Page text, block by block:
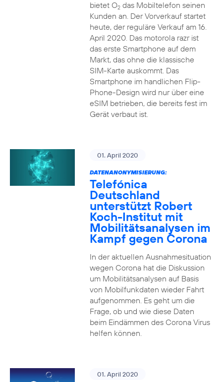
bietet O2das Mobiltelefon seinen
Kunden an. Der Vorverkauf startet
heute, der reguläre Verkauf am 16.
April 2020. Das motorola razr ist
das erste Smartphone auf dem
Markt, das ohne die klassische
SIM-Karte auskommt. Das
Smartphone im handlichen Flip-
Phone-Design wird nur über eine
eSIM betrieben, die bereits fest im
Gerät verbaut ist.
01. April 2020
DATENANONYMISIERUNG:
Telefónica
Deutschland
unterstützt Robert
Koch-Institut mit
Mobilitätsanalysen im
Kampf gegen Corona
In der aktuellen Ausnahmesituation
wegen Corona hat die Diskussion
um Mobilitätsanalysen auf Basis
von Mobilfunkdaten wieder Fahrt
aufgenommen. Es geht um die
Frage, ob und wie diese Daten
beim Eindämmen des Corona Virus
helfen können.
01. April 2020